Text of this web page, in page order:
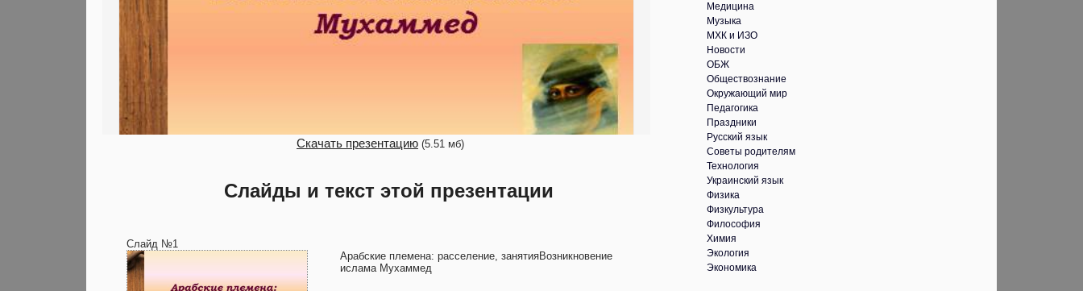
Скачать презентацию (5.51 мб)
Слайды и текст этой презентации
Слайд №1
Арабские племена: расселение, занятияВозникновение
ислама Мухаммед
Медицина
Музыка
МХК и ИЗО
Новости
ОБЖ
Обществознание
Окружающий мир
Педагогика
Праздники
Русский язык
Советы родителям
Технология
Украинский язык
Физика
Физкультура
Философия
Химия
Экология
Экономика